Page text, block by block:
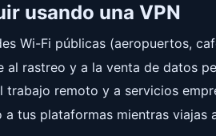
usando una VPN
Wi-Fi públicas (aeropuertos,
al rastreo y a la venta de datos
trabajo remoto y a servicios
a tus plataformas mientras viajas